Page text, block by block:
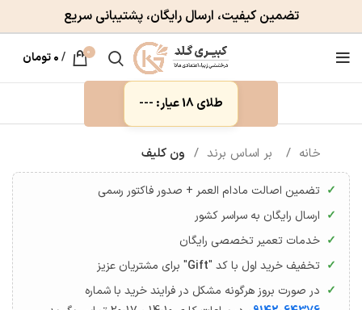
تضمین کیفیت، ارسال رایگان، پشتیبانی سریع
0
/۰تومان
طلای 18 عیار: ---
خانه بر اساس برند ون کلیف
تضمین اصالت مادام العمر + صدور فاکتور رسمی
ارسال رایگان به سراسر کشور
خدمات تعمیر تخصصی رایگان
تخفیف خرید اول با کد "Gift" برای مشتریان عزیز
در صورت بروز هرگونه مشکل در فرایند خرید با شماره